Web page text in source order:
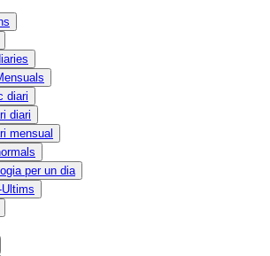
diari
diari
mensual
per un dia